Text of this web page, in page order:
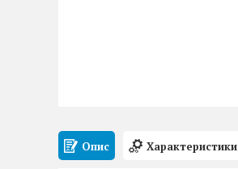
Опис Характеристики